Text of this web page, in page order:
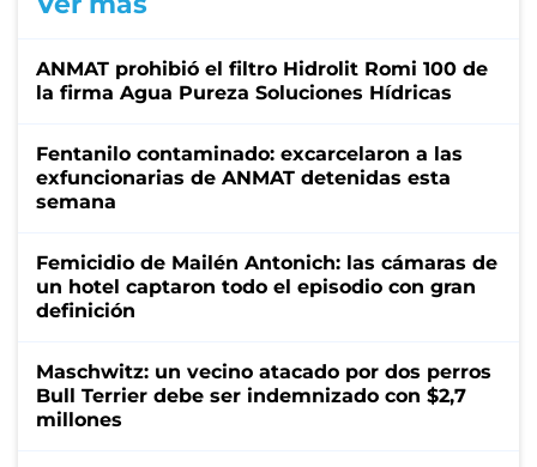
ANMAT prohibió el filtro Hidrolit Romi 100 de
la firma Agua Pureza Soluciones Hídricas
Fentanilo contaminado: excarcelaron a las
exfuncionarias de ANMAT detenidas esta
semana
Femicidio de Mailén Antonich: las cámaras de
un hotel captaron todo el episodio con gran
definición
Maschwitz: un vecino atacado por dos perros
Bull Terrier debe ser indemnizado con $2,7
millones